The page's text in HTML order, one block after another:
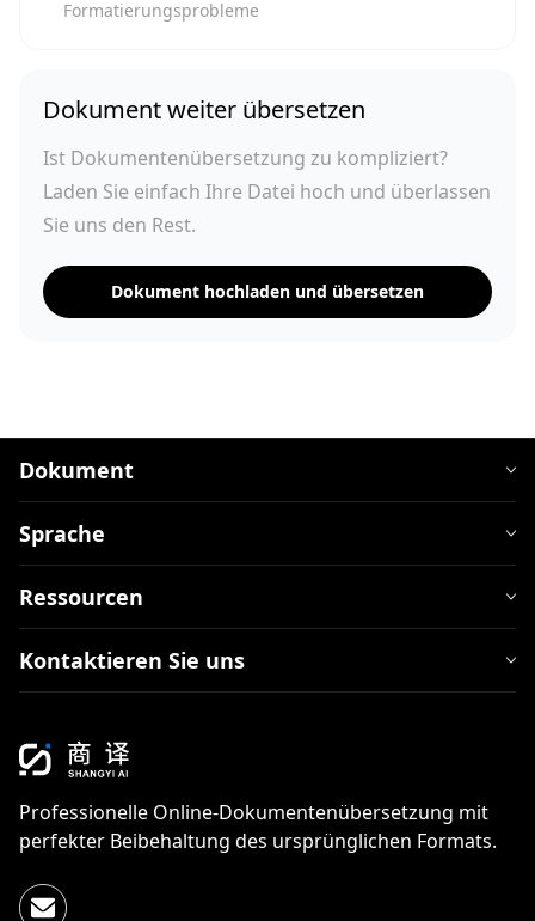
Formatierungsprobleme
Dokument weiter übersetzen
Ist Dokumentenübersetzung zu kompliziert?
Laden Sie einfach Ihre Datei hoch und überlassen
Sie uns den Rest.
Dokument hochladen und übersetzen
Dokument
Sprache
Ressourcen
Kontaktieren Sie uns
Professionelle Online-Dokumentenübersetzung mit
perfekter Beibehaltung des ursprünglichen Formats.